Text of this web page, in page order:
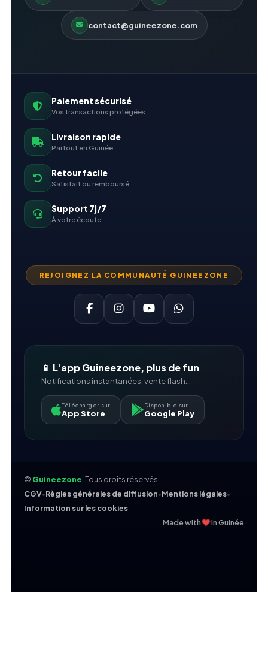
contact@guineezone.com
Paiement sécurisé
Vos transactions protégées
Livraison rapide
Partout en Guinée
Retour facile
Satisfait ou remboursé
Support 7j/7
À votre écoute
REJOIGNEZ LA COMMUNAUTÉ GUINEEZONE
📱 L'app Guineezone, plus de fun
Notifications instantanées, vente flash...
Télécharger sur
App Store
Disponible sur
Google Play
© Guineezone . Tous droits réservés.
CGV•Règles générales de diffusion•Mentions légales•
Information sur les cookies
Made with❤in Guinée